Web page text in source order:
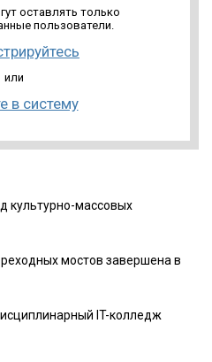
оставлять только
пользователи.
или
в систему
культурно-массовых
мостов завершена в
IT-колледж